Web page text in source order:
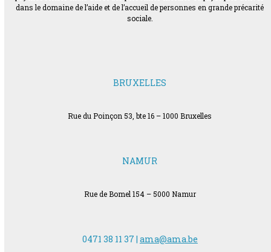
dans le domaine de l’aide et de l’accueil de personnes en grande précarité
sociale.
BRUXELLES
Rue du Poinçon 53, bte 16 – 1000 Bruxelles
NAMUR
Rue de Bomel 154 – 5000 Namur
0471 38 11 37 | ama@ama.be